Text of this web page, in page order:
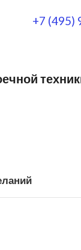
+7 (495)